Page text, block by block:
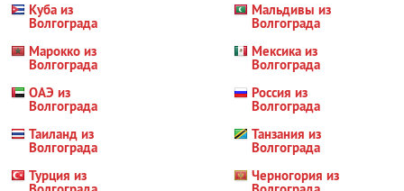
Куба из
Волгограда
Мальдивы из
Волгограда
Марокко из
Волгограда
Мексика из
Волгограда
ОАЭ из
Волгограда
Россия из
Волгограда
Таиланд из
Волгограда
Танзания из
Волгограда
Турция из
Черногория из